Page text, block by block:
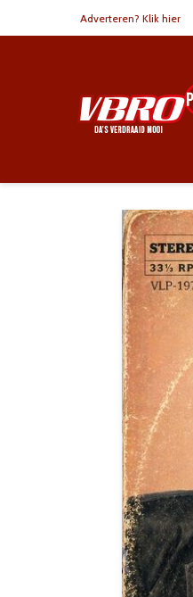
Adverteren? Klik hier